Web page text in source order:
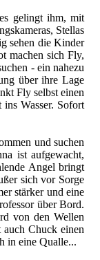
gelingt ihm, mit
Stellas
sehen die Kinder
machen sich Fly,
- ein nahezu
über ihre Lage
Fly selbst einen
ins Wasser. Sofort
und suchen
ist aufgewacht,
Angel bringt
sich vor Sorge
stärker und eine
über Bord.
von den Wellen
Chuck einen
in eine Qualle...